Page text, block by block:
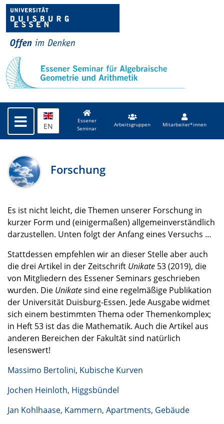
EN
Essener
Seminar
Arbeitsgruppen Mitarbeiter*innen
Forschung
Es ist nicht leicht, die Themen unserer Forschung in
kurzer Form und (einigermaßen) allgemeinverständlich
darzustellen. Unten folgt der Anfang eines Versuchs …
Stattdessen empfehlen wir an dieser Stelle aber auch
die drei Artikel in der Zeitschrift Unikate 53 (2019), die
von Mitgliedern des Essener Seminars geschrieben
wurden. Die Unikatesind eine regelmäßige Publikation
der Universität Duisburg-Essen. Jede Ausgabe widmet
sich einem bestimmten Thema oder Themenkomplex;
in Heft 53 ist das die Mathematik. Auch die Artikel aus
anderen Bereichen der Fakultät sind natürlich
lesenswert!
Massimo Bertolini, Kubische Kurven
Jochen Heinloth, Higgsbündel
Jan Kohlhaase, Kammern, Apartments, Gebäude